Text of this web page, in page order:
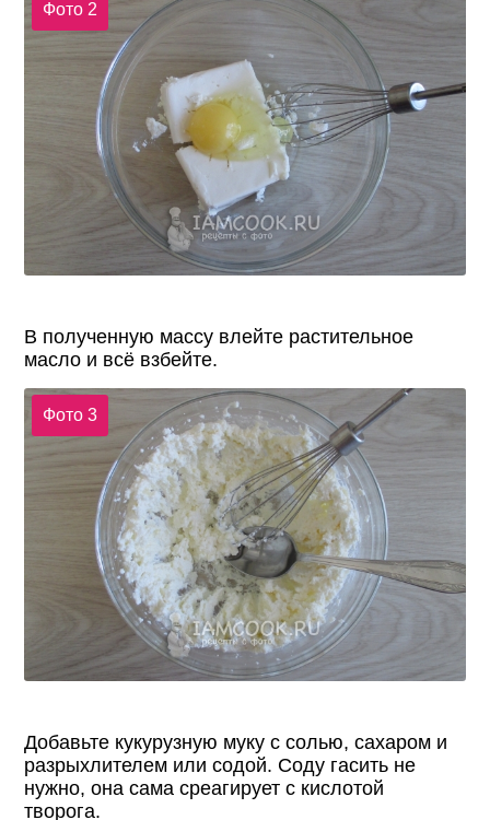
Фото 2
В полученную массу влейте растительное
масло и всё взбейте.
Фото 3
Добавьте кукурузную муку с солью, сахаром и
разрыхлителем или содой. Соду гасить не
нужно, она сама среагирует с кислотой
творога.